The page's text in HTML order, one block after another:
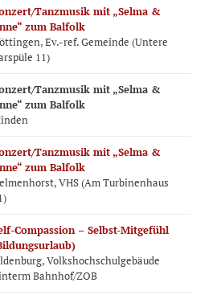
Tanzmusik mit „Selma &
zum Balfolk
Ev.-ref. Gemeinde (Untere
11)
Tanzmusik mit „Selma &
zum Balfolk
Tanzmusik mit „Selma &
zum Balfolk
VHS (Am Turbinenhaus
Compassion – Selbst-Mitgefühl
Volkshochschulgebäude
Bahnhof/ZOB